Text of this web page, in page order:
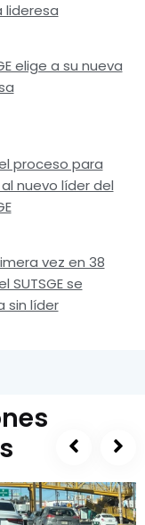
lideresa
elige a su nueva
proceso para
nuevo líder del
vez en 38
SUTSGE se
sin líder